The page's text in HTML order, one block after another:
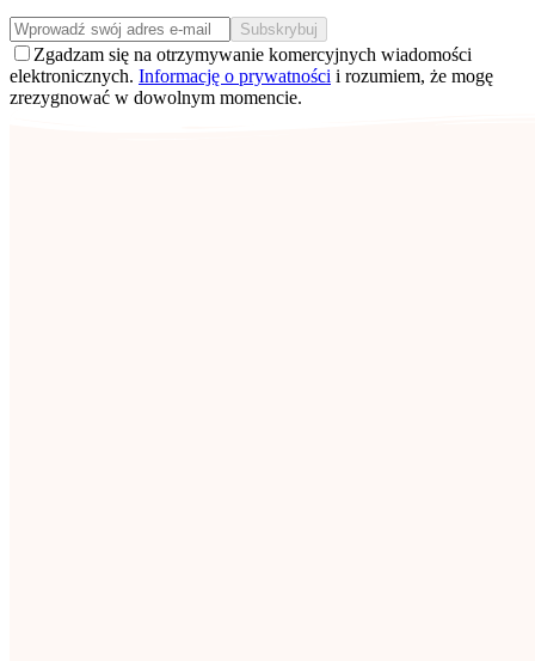
Subskrybuj
Zgadzam się na otrzymywanie komercyjnych wiadomości
elektronicznych. Informację o prywatności i rozumiem, że mogę
zrezygnować w dowolnym momencie.